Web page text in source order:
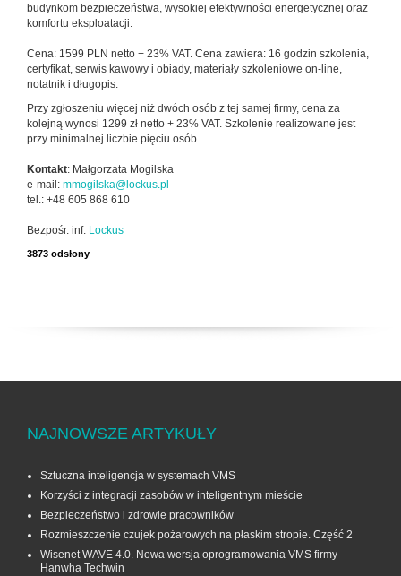
budynkom bezpieczeństwa, wysokiej efektywności energetycznej oraz
komfortu eksploatacji.
Cena: 1599 PLN netto + 23% VAT. Cena zawiera: 16 godzin szkolenia,
certyfikat, serwis kawowy i obiady, materiały szkoleniowe on-line,
notatnik i długopis.
Przy zgłoszeniu więcej niż dwóch osób z tej samej firmy, cena za
kolejną wynosi 1299 zł netto + 23% VAT. Szkolenie realizowane jest
przy minimalnej liczbie pięciu osób.
Kontakt: Małgorzata Mogilska
e-mail: mmogilska@lockus.pl
tel.: +48 605 868 610
Bezpośr. inf. Lockus
3873 odsłony
NAJNOWSZE ARTYKUŁY
Sztuczna inteligencja w systemach VMS
Korzyści z integracji zasobów w inteligentnym mieście
Bezpieczeństwo i zdrowie pracowników
Rozmieszczenie czujek pożarowych na płaskim stropie. Część 2
Wisenet WAVE 4.0. Nowa wersja oprogramowania VMS firmy
Hanwha Techwin